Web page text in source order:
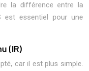
la différence entre la
essentiel pour une
(IR)
car il est plus simple.